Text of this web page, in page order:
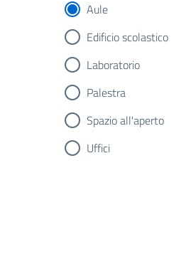
Aule
Edificio scolastico
Laboratorio
Palestra
Spazio all'aperto
Uffici